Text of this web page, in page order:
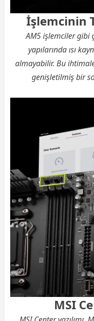
İşlemcinin
AM5 işlemciler gibi
yapılarında ısı
almayabilir. Bu
genişletilmiş bir
MSI